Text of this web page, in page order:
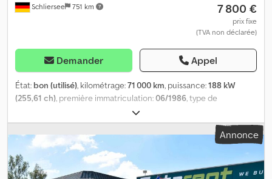
Schliersee 751 km 7 800 €
prix fixe
(TVA non déclarée)
Demander Appel
État: bon (utilisé), kilométrage:71 000 km, puissance:188 kW
(255,61 ch), première immatriculation:06/1986, type de
13 295 kg
carburant:diesel, type d'engrenage:mécanique, heures de
fonctionnement:
1 225 h, Camion-échelle Magirus DLK 23/12,
année de fabrication : 1986, sans nacelle ! Heures de
fonctionnement : 1 225, dernière révision effectuée à 1 197 heures
de fonctionnement (il y a 28 heures) Chodpfx Aasx Eda Asyja
Annonce